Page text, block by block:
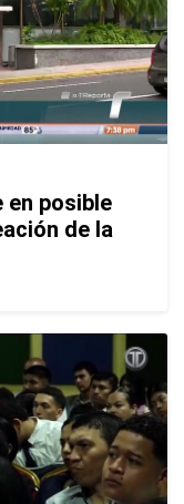
en posible
de la